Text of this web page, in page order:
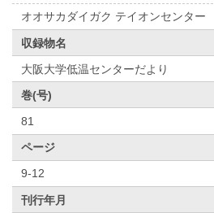
オオサカダイガク テイオンセンター
収録物名
大阪大学低温センターだより
巻(号)
81
ページ
9-12
刊行年月